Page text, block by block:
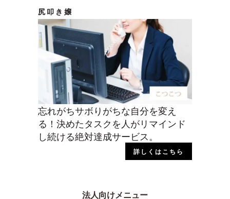
尻叩き嬢
忘れがちサボりがちな自分を変え
る！決めたタスクを人がリマインド
し続ける絶対達成サービス。
詳しくはこちら
法人向けメニュー